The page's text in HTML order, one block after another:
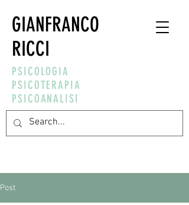
GIANFRANCO
RICCI
PSICOLOGIA
PSICOTERAPIA
PSICOANALISI
Post